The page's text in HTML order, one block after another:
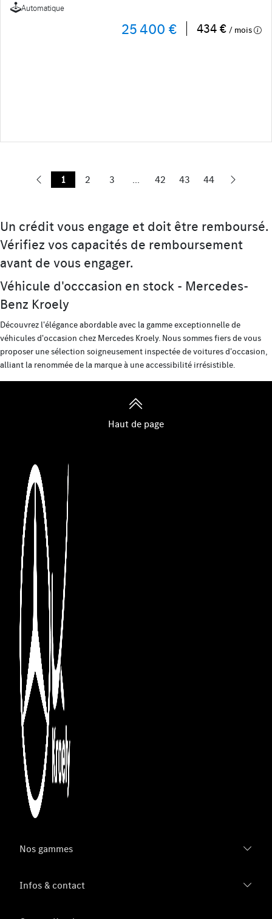
Automatique
25 400 € 434 € / mois
1 2 3 ... 42 43 44
Un crédit vous engage et doit être remboursé.
Vérifiez vos capacités de remboursement
avant de vous engager.
Véhicule d'occcasion en stock - Mercedes-
Benz Kroely
Découvrez l'élégance abordable avec la gamme exceptionnelle de
véhicules d'occasion chez Mercedes Kroely. Nous sommes fiers de vous
proposer une sélection soigneusement inspectée de voitures d'occasion,
alliant la renommée de la marque à une accessibilité irrésistible.
Haut de page
Nos gammes
Infos & contact